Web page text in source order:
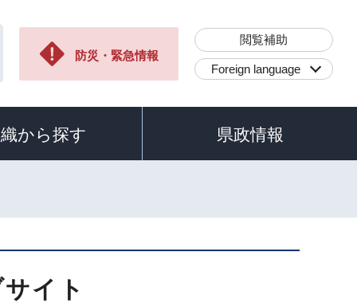
防災・緊急情報
閲覧補助
Foreign language
から探す 県政情報
イト